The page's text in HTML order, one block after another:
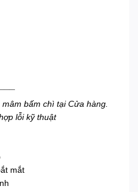
bấm chì tại Cửa hàng.
lỗi kỹ thuật
mắt